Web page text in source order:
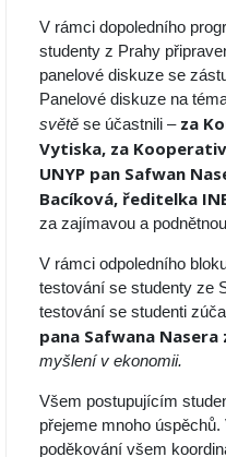
V rámci dopoledního
studenty z Prahy
panelové diskuze se
Panelové diskuze na
světě se účastnili – za
Vytiska, za
UNYP pan Safwan
Bacíková, ředitelka
za zajímavou a
V rámci odpoledního
testování se studenty ze
testování se studenti
pana Safwana Nasera
myšlení v ekonomii.
Všem postupujícím
přejeme mnoho
poděkování všem